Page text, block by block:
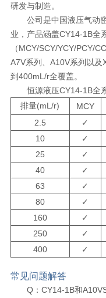
研发与制造。
公司是中国液压气动
业，产品涵盖CY14-1B全
（MCY/SCY/YCY/PCY/
A7V系列、A10V系列以
到400mL/r全覆盖。
恒源液压CY14-1B全
排量(mL/r)
MCY
2.5
✓
10
✓
25
✓
40
✓
63
✓
80
✓
160
✓
250
✓
400
✓
常见问题解答
Q：CY14-1B和